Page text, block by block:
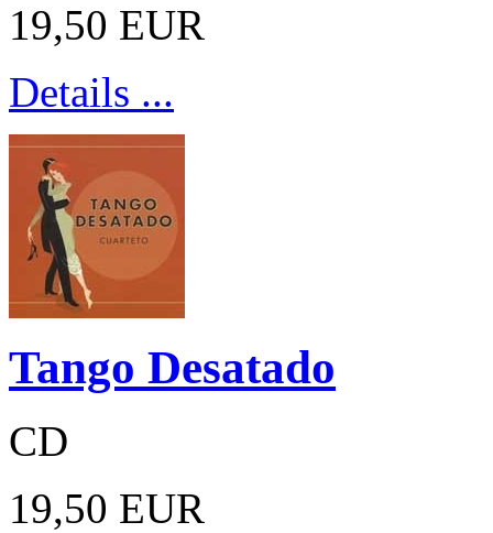
19,50 EUR
Details ...
Tango Desatado
CD
19,50 EUR